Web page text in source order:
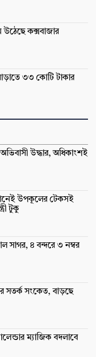
উঠেছে কক্সবাজার
৩৩ কোটি টাকার
উদ্ধার, অধিকাংশই
উপকূলের টেকসই
টুকু
সাগর, ৪ বন্দরে ৩ নম্বর
সতর্ক সংকেত, বাড়ছে
ম্যাজিক বদলাবে